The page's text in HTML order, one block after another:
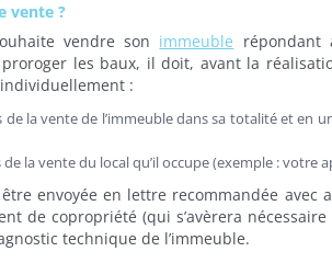
vente ?
vendre son immeuble répondant
les baux, il doit, avant la
:
la vente de l’immeuble dans sa totalité et en
la vente du local qu’il occupe (exemple : votre
envoyée en lettre recommandée avec
de copropriété (qui s’avèrera
technique de l’immeuble.